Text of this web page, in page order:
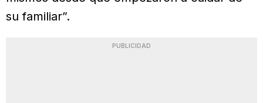
su familiar”.
PUBLICIDAD